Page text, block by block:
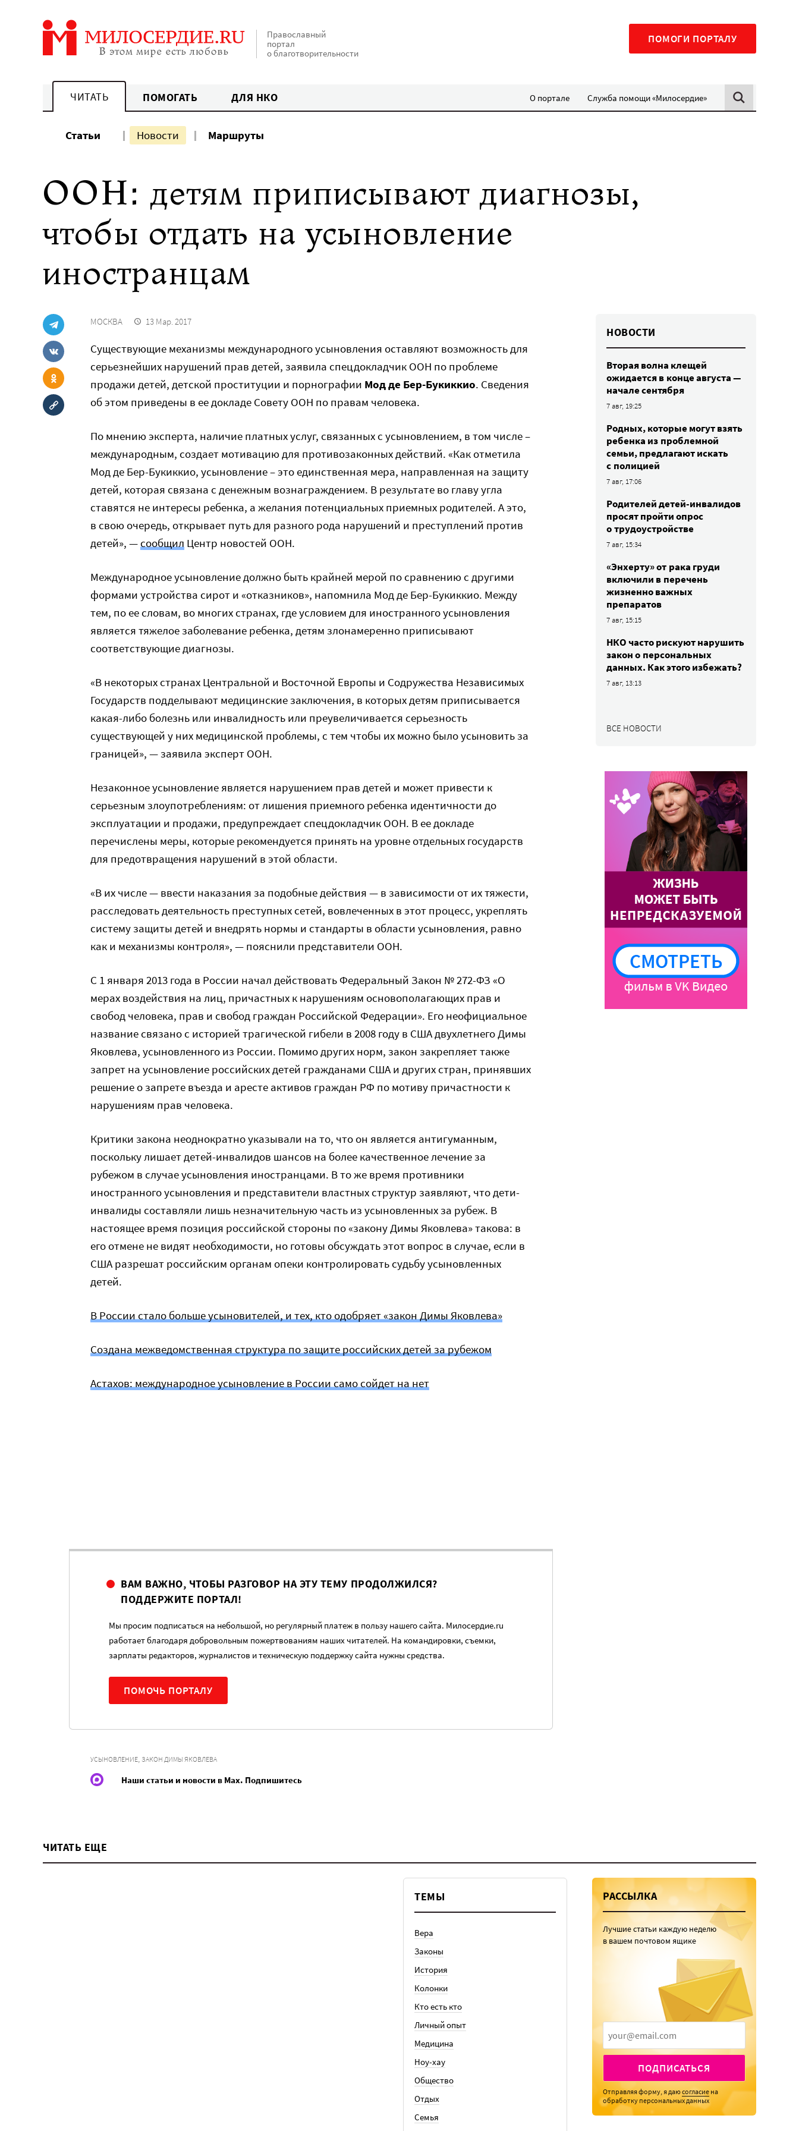
Православный
портал
о благотворительности
ПОМОГИ ПОРТАЛУ
ЧИТАТЬ ПОМОГАТЬ ДЛЯ НКО О портале Служба помощи «Милосердие»
Статьи Новости Маршруты
ООН: детям приписывают диагнозы,
чтобы отдать на усыновление
иностранцам
МОСКВА 13 Мар. 2017
Существующие механизмы международного усыновления оставляют возможность для
серьезнейших нарушений прав детей, заявила спецдокладчик ООН по проблеме
продажи детей, детской проституции и порнографии Мод де Бер-Букиккио. Сведения
об этом приведены в ее докладе Совету ООН по правам человека.
По мнению эксперта, наличие платных услуг, связанных с усыновлением, в том числе –
международным, создает мотивацию для противозаконных действий. «Как отметила
Мод де Бер-Букиккио, усыновление – это единственная мера, направленная на защиту
детей, которая связана с денежным вознаграждением. В результате во главу угла
ставятся не интересы ребенка, а желания потенциальных приемных родителей. А это,
в свою очередь, открывает путь для разного рода нарушений и преступлений против
детей», —сообщил Центр новостей ООН.
Международное усыновление должно быть крайней мерой по сравнению с другими
формами устройства сирот и «отказников», напомнила Мод де Бер-Букиккио. Между
тем, по ее словам, во многих странах, где условием для иностранного усыновления
является тяжелое заболевание ребенка, детям злонамеренно приписывают
соответствующие диагнозы.
«В некоторых странах Центральной и Восточной Европы и Содружества Независимых
Государств подделывают медицинские заключения, в которых детям приписывается
какая-либо болезнь или инвалидность или преувеличивается серьезность
существующей у них медицинской проблемы, с тем чтобы их можно было усыновить за
границей», — заявила эксперт ООН.
Незаконное усыновление является нарушением прав детей и может привести к
серьезным злоупотреблениям: от лишения приемного ребенка идентичности до
эксплуатации и продажи, предупреждает спецдокладчик ООН. В ее докладе
перечислены меры, которые рекомендуется принять на уровне отдельных государств
для предотвращения нарушений в этой области.
«В их числе — ввести наказания за подобные действия — в зависимости от их тяжести,
расследовать деятельность преступных сетей, вовлеченных в этот процесс, укреплять
систему защиты детей и внедрять нормы и стандарты в области усыновления, равно
как и механизмы контроля», — пояснили представители ООН.
С 1 января 2013 года в России начал действовать Федеральный Закон № 272-ФЗ «О
мерах воздействия на лиц, причастных к нарушениям основополагающих прав и
свобод человека, прав и свобод граждан Российской Федерации». Его неофициальное
название связано с историей трагической гибели в 2008 году в США двухлетнего Димы
Яковлева, усыновленного из России. Помимо других норм, закон закрепляет также
запрет на усыновление российских детей гражданами США и других стран, принявших
решение о запрете въезда и аресте активов граждан РФ по мотиву причастности к
нарушениям прав человека.
Критики закона неоднократно указывали на то, что он является антигуманным,
поскольку лишает детей-инвалидов шансов на более качественное лечение за
рубежом в случае усыновления иностранцами. В то же время противники
иностранного усыновления и представители властных структур заявляют, что дети-
инвалиды составляли лишь незначительную часть из усыновленных за рубеж. В
настоящее время позиция российской стороны по «закону Димы Яковлева» такова: в
его отмене не видят необходимости, но готовы обсуждать этот вопрос в случае, если в
США разрешат российским органам опеки контролировать судьбу усыновленных
детей.
В России стало больше усыновителей, и тех, кто одобряет «закон Димы Яковлева»
Создана межведомственная структура по защите российских детей за рубежом
Астахов: международное усыновление в России само сойдет на нет
ВАМ ВАЖНО, ЧТОБЫ РАЗГОВОР НА ЭТУ ТЕМУ ПРОДОЛЖИЛСЯ?
ПОДДЕРЖИТЕ ПОРТАЛ!
Мы просим подписаться на небольшой, но регулярный платеж в пользу нашего сайта. Милосердие.ru
работает благодаря добровольным пожертвованиям наших читателей. На командировки, съемки,
зарплаты редакторов, журналистов и техническую поддержку сайта нужны средства.
ПОМОЧЬ ПОРТАЛУ
УСЫНОВЛЕНИЕ, ЗАКОН ДИМЫ ЯКОВЛЕВА
Наши статьи и новости в Max. Подпишитесь
НОВОСТИ
Вторая волна клещей
ожидается в конце августа —
начале сентября
7 авг, 19:25
Родных, которые могут взять
ребенка из проблемной
семьи, предлагают искать
с полицией
7 авг, 17:06
Родителей детей-инвалидов
просят пройти опрос
о трудоустройстве
7 авг, 15:34
«Энхерту» от рака груди
включили в перечень
жизненно важных
препаратов
7 авг, 15:15
НКО часто рискуют нарушить
закон о персональных
данных. Как этого избежать?
7 авг, 13:13
ВСЕ НОВОСТИ
ЧИТАТЬ ЕЩЕ
ТЕМЫ
Вера
Законы
История
Колонки
Кто есть кто
Личный опыт
Медицина
Ноу-хау
Общество
Отдых
Семья
РАССЫЛКА
Лучшие статьи каждую неделю
в вашем почтовом ящике
ПОДПИСАТЬСЯ
Отправляя форму, я даюсогласие на
обработку персональных данных